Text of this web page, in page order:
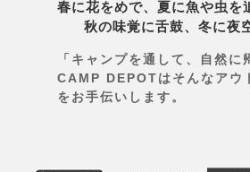
春に花をめで、夏に魚や虫を
秋の味覚に舌鼓、冬に夜
「キャンプを通して、自然に
CAMP DEPOTはそんなアウ
をお手伝いします。